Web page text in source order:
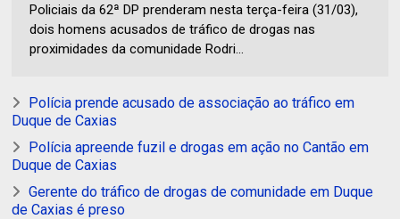
Policiais da 62ª DP prenderam nesta terça-feira (31/03),
dois homens acusados de tráfico de drogas nas
proximidades da comunidade Rodri...
Polícia prende acusado de associação ao tráfico em
Duque de Caxias
Polícia apreende fuzil e drogas em ação no Cantão em
Duque de Caxias
Gerente do tráfico de drogas de comunidade em Duque
de Caxias é preso